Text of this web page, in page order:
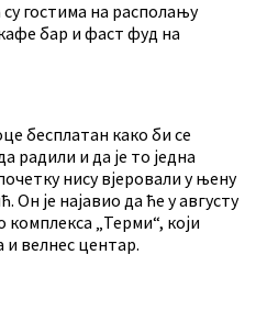
су гостима на располању
бар и фаст фуд на
бесплатан како би се
радили и да је то једна
нису вјеровали у њену
Он је најавио да ће у августу
„Терми“, који
и велнес центар.